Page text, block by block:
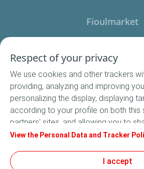
Fioulmarket
Nous
Suivez-nous
Respect of your privacy
We use cookies and other trackers
providing, analyzing and improving
personalizing the display, displaying
according to your profile on both this
partners' sites, and allowing you to
social media. In accordance with
default. You can change your cookie
View the Personal Data and Tracker
I accept